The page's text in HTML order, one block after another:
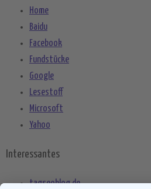
Home
Baidu
Facebook
Fundstücke
Google
Lesestoff
Microsoft
Yahoo
Interessantes
tagseoblog.de